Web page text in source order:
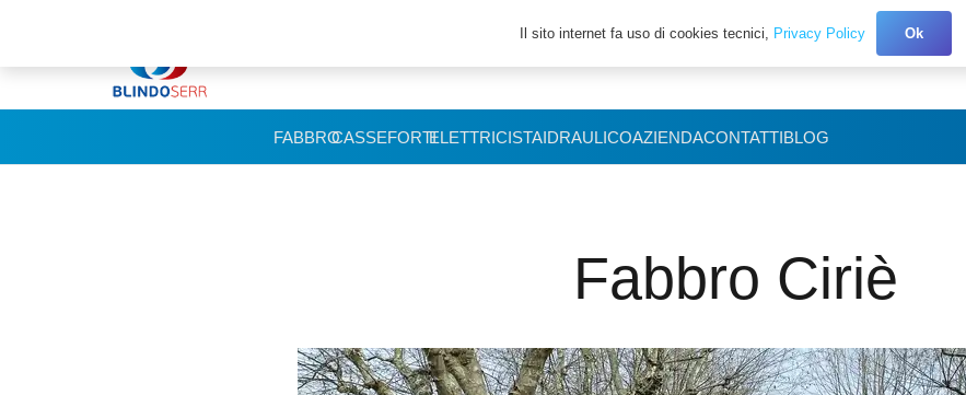
+39 327.3027150
FABBROCASSEFORTIELETTRICISTAIDRAULICOAZIENDACONTATTIBLOG
Fabbro Ciriè
Il sito internet fa uso di cookies tecnici, Privacy Policy Ok